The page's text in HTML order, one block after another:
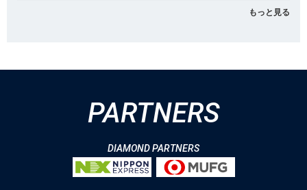
もっと見る
PARTNERS
DIAMOND PARTNERS